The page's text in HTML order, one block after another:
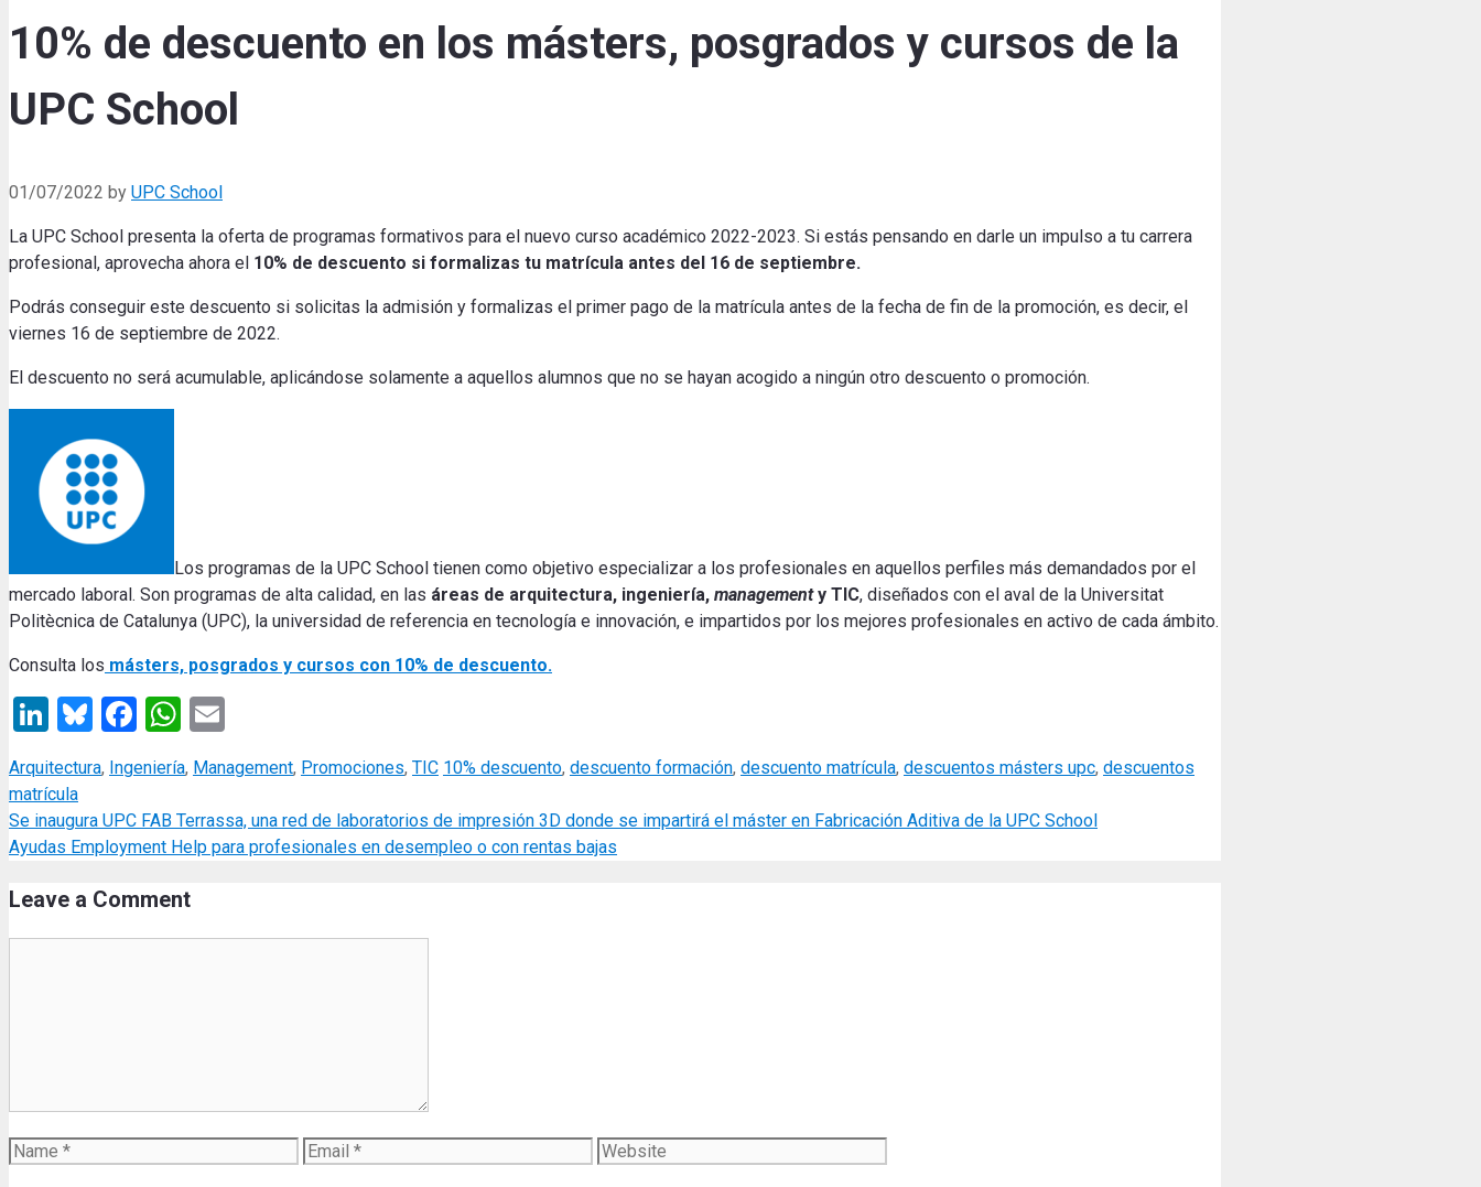
10% de descuento en los másters, posgrados y cursos de la
UPC School
01/07/2022 by UPC School
La UPC School presenta la oferta de programas formativos para el nuevo curso académico 2022-2023. Si estás pensando en darle un impulso a tu carrera
profesional, aprovecha ahora el 10% de descuento si formalizas tu matrícula antes del 16 de septiembre.
Podrás conseguir este descuento si solicitas la admisión y formalizas el primer pago de la matrícula antes de la fecha de fin de la promoción, es decir, el
viernes 16 de septiembre de 2022.
El descuento no será acumulable, aplicándose solamente a aquellos alumnos que no se hayan acogido a ningún otro descuento o promoción.
Los programas de la UPC School tienen como objetivo especializar a los profesionales en aquellos perfiles más demandados por el
mercado laboral. Son programas de alta calidad, en las áreas de arquitectura, ingeniería, managementy TIC, diseñados con el aval de la Universitat
Politècnica de Catalunya (UPC), la universidad de referencia en tecnología e innovación, e impartidos por los mejores profesionales en activo de cada ámbito.
Consulta los másters, posgrados y cursos con 10% de descuento.
LinkedIn
Bluesky
Facebook
WhatsApp
Categories
Arquitectura, Ingeniería, Management, Promociones, TIC Tags
10% descuento, descuento formación, descuento matrícula, descuentos másters upc, descuentos
matrícula
Se inaugura UPC FAB Terrassa, una red de laboratorios de impresión 3D donde se impartirá el máster en Fabricación Aditiva de la UPC School
Ayudas Employment Help para profesionales en desempleo o con rentas bajas
Leave a Comment
Name Email Website